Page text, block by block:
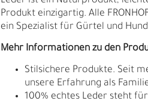
Produkt einzigartig. Alle
ein Spezialist für Gürtel und
Mehr Informationen zu den
Stilsichere Produkte. Seit
unsere Erfahrung als
100% echtes Leder steht